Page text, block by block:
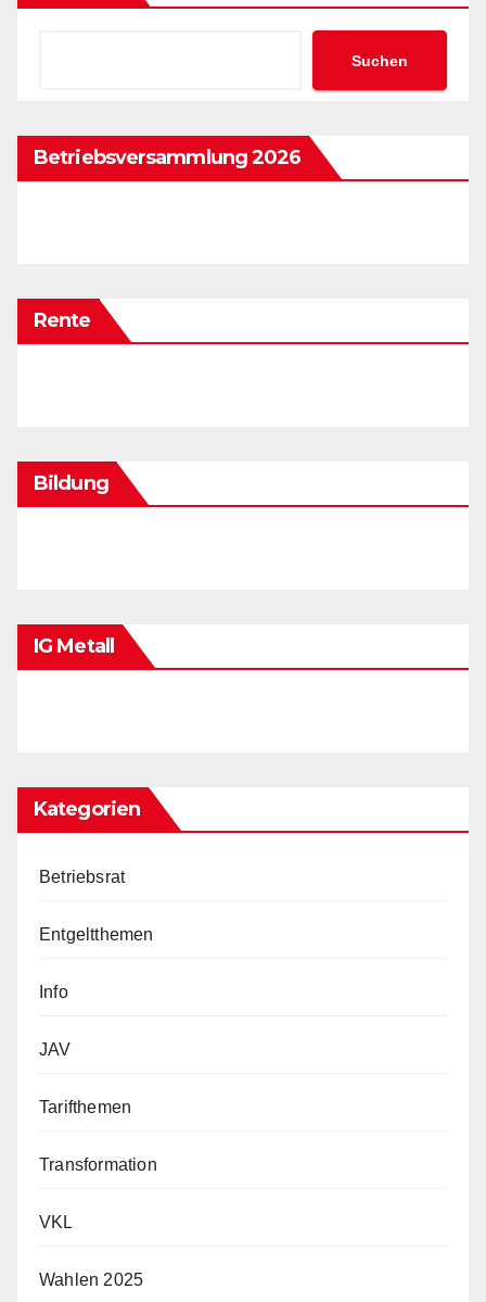
Suchen
Betriebsversammlung 2026
Rente
Bildung
IG Metall
Kategorien
Betriebsrat
Entgeltthemen
Info
JAV
Tarifthemen
Transformation
VKL
Wahlen 2025